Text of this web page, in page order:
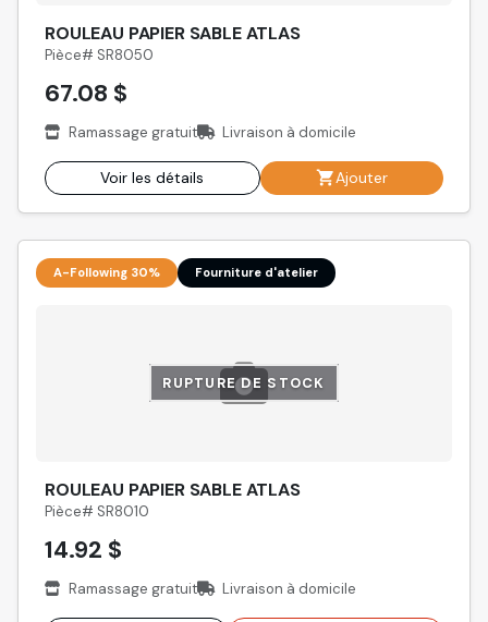
ROULEAU PAPIER SABLE ATLAS
Pièce# SR8050
67.08 $
Ramassage gratuit Livraison à domicile
Voir les détails Ajouter
A-Following 30% Fourniture d'atelier
RUPTURE DE STOCK
ROULEAU PAPIER SABLE ATLAS
Pièce# SR8010
14.92 $
Ramassage gratuit Livraison à domicile